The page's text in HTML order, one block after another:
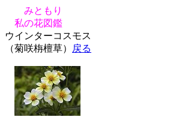
みともり
私の花図鑑
ウインターコスモス
（菊咲栴檀草）
戻る